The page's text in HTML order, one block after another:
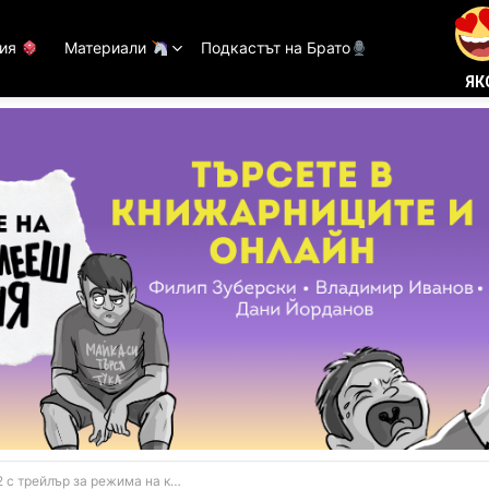
Материали Подкастът на Брато
за режима на кариера (ВИДЕО)